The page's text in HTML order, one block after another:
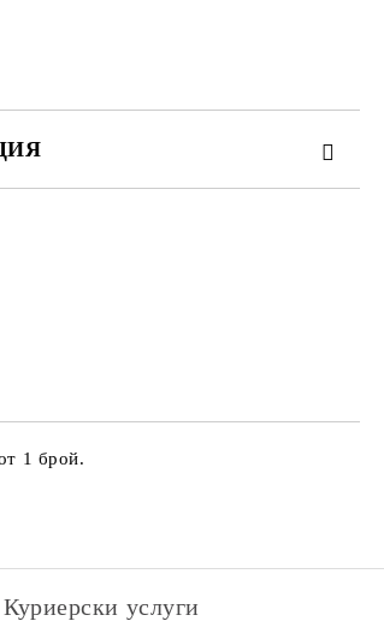
1 брой.
Куриерски услуги